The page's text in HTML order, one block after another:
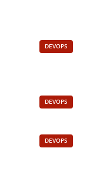
DEVOPS
DEVOPS
DEVOPS